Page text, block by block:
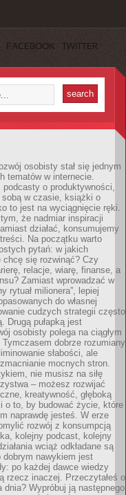
FACEBOOK TWITTER
osobisty stał się jednym
tematów w internecie.
o produktywności,
w czasie, książki o
to jest na wyciągnięcie ręki.
że nadmiar inspiracji
działać, konsumujemy
Na początku warto
pytań: w jakich
chcę się rozwinąć? Czy
relacje, wiarę, finanse, a
Zamiast wprowadzać w
rytuał milionera”, lepiej
do własnej
cudzych strategii często
Drugą pułapką jest
osobisty polega na ciągłym
Tymczasem dobrze rozumiany
słabości, ale
mocnych stron.
nie musisz na siłę
– możesz rozwijać
kreatywność, głęboką
o to, by budować życie, które
naprawdę jesteś. W erze
rozwój z konsumpcją
kolejny podcast, kolejny
wciąż odkładane są
dobrym nawykiem jest
po każdej dawce wiedzy
rzecz inaczej. Przeczytałeś o
dnia? Wypróbuj ją następnego